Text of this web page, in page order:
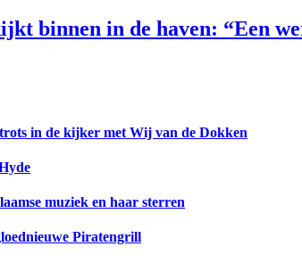
binnen in de haven: “Een
in de kijker met Wij van de Dokken
muziek en haar sterren
Piratengrill